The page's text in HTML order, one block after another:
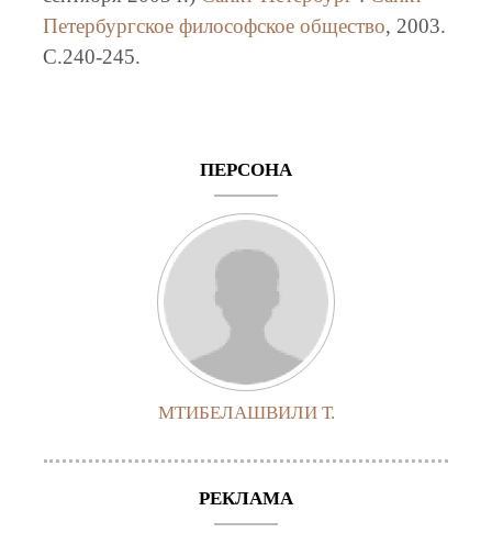
Петербургское философское общество, 2003.
C.240-245.
ПЕРСОНА
МТИБЕЛАШВИЛИ Т.
РЕКЛАМА